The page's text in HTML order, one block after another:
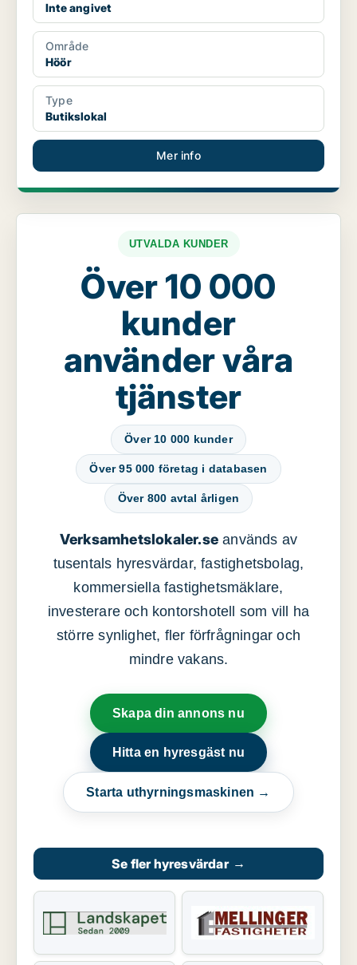
Inte angivet
Område
Höör
Type
Butikslokal
Mer info
UTVALDA KUNDER
Över 10 000
kunder
använder våra
tjänster
Över 10 000 kunder
Över 95 000 företag i databasen
Över 800 avtal årligen
Verksamhetslokaler.se används av
tusentals hyresvärdar, fastighetsbolag,
kommersiella fastighetsmäklare,
investerare och kontorshotell som vill ha
större synlighet, fler förfrågningar och
mindre vakans.
Skapa din annons nu
Hitta en hyresgäst nu
Starta uthyrningsmaskinen →
Se fler hyresvärdar →